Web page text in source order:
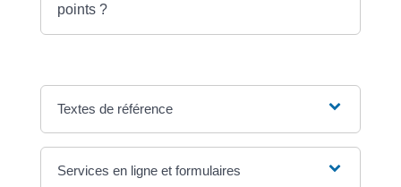
points ?
Textes de référence
Services en ligne et formulaires